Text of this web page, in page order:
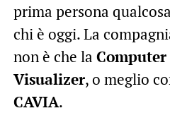
prima persona
chi è oggi. La
non è che la
Visualizer, o meglio
CAVIA.